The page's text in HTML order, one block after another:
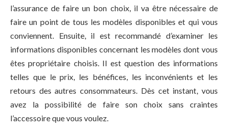
l’assurance de faire un bon choix, il va être nécessaire de
faire un point de tous les modèles disponibles et qui vous
conviennent. Ensuite, il est recommandé d’examiner les
informations disponibles concernant les modèles dont vous
êtes propriétaire choisis. Il est question des informations
telles que le prix, les bénéfices, les inconvénients et les
retours des autres consommateurs. Dès cet instant, vous
avez la possibilité de faire son choix sans craintes
l’accessoire que vous voulez.